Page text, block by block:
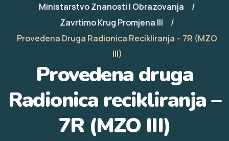
Ministarstvo Znanosti I Obrazovanja
Zavrtimo Krug Promjena III
Provedena Druga Radionica Recikliranja – 7R (MZO
III)
Provedena druga
Radionica recikliranja –
7R (MZO III)